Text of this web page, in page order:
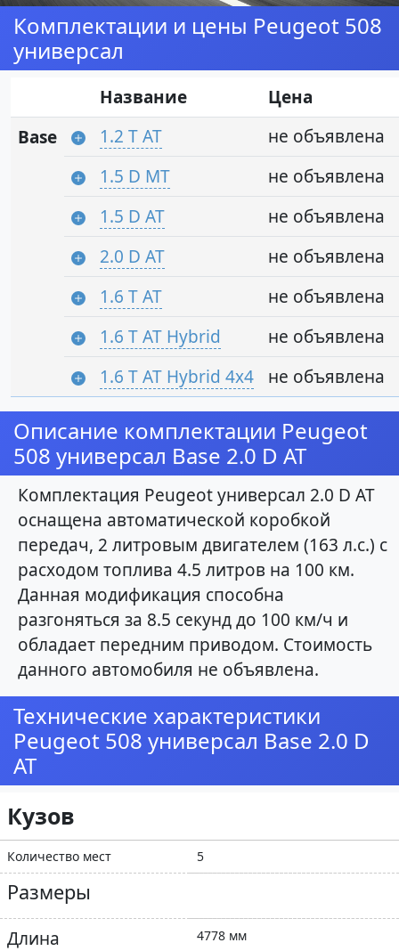
Комплектации и цены Peugeot 508
универсал
Название
Цена
Base
1.2 T AT
не объявлена
1.5 D MT
не объявлена
1.5 D AT
не объявлена
2.0 D AT
не объявлена
1.6 T AT
не объявлена
1.6 T AT Hybrid
не объявлена
1.6 T AT Hybrid 4x4
не объявлена
Описание комплектации Peugeot
508 универсал Base 2.0 D AT
Комплектация Peugeot универсал 2.0 D AT
оснащена автоматической коробкой
передач, 2 литровым двигателем (163 л.с.) с
расходом топлива 4.5 литров на 100 км.
Данная модификация способна
разгоняться за 8.5 секунд до 100 км/ч и
обладает передним приводом. Стоимость
данного автомобиля не объявлена.
Технические характеристики
Peugeot 508 универсал Base 2.0 D
AT
Кузов
Количество мест 5
Размеры
Длина 4778 мм